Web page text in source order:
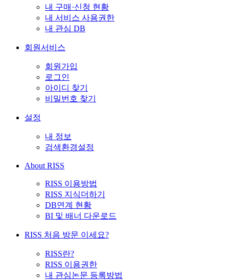
내 구매·신청 현황
내 서비스 사용권한
내 관심 DB
회원서비스
회원가입
로그인
아이디 찾기
비밀번호 찾기
설정
내 정보
검색환경설정
About RISS
RISS 이용방법
RISS 지식더하기
DB연계 현황
BI 및 배너 다운로드
RISS 처음 방문 이세요?
RISS란?
RISS 이용권한
내 관심논문 등록방법